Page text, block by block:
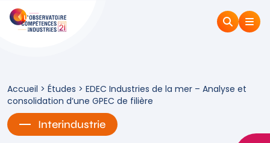
Accueil > Études > EDEC Industries de la mer – Analyse et
consolidation d’une GPEC de filière
Interindustrie